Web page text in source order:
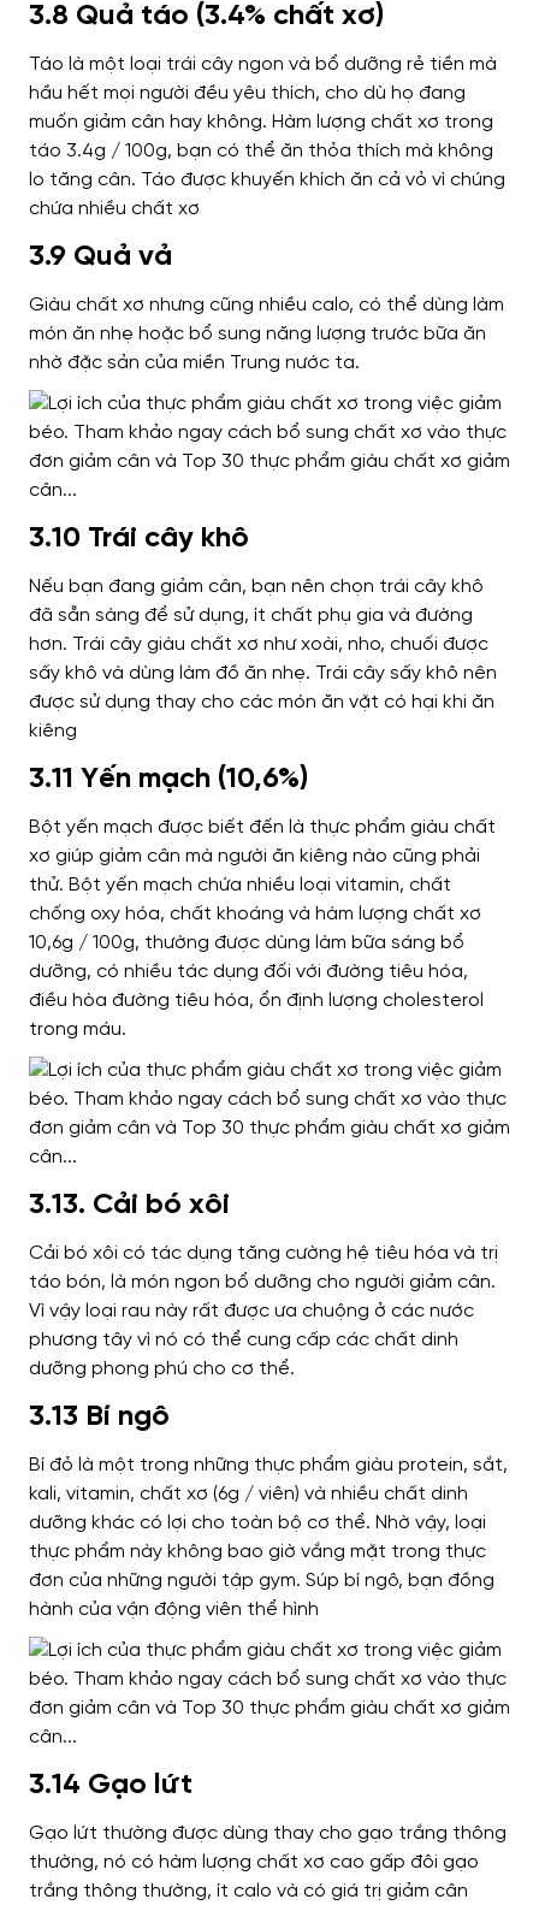
3.8 Quả táo (3.4% chất xơ)
Táo là một loại trái cây ngon và bổ dưỡng rẻ tiền mà
hầu hết mọi người đều yêu thích, cho dù họ đang
muốn giảm cân hay không. Hàm lượng chất xơ trong
táo 3.4g / 100g, bạn có thể ăn thỏa thích mà không
lo tăng cân. Táo được khuyến khích ăn cả vỏ vì chúng
chứa nhiều chất xơ
3.9 Quả vả
Giàu chất xơ nhưng cũng nhiều calo, có thể dùng làm
món ăn nhẹ hoặc bổ sung năng lượng trước bữa ăn
nhờ đặc sản của miền Trung nước ta.
3.10 Trái cây khô
Nếu bạn đang giảm cân, bạn nên chọn trái cây khô
đã sẵn sàng để sử dụng, ít chất phụ gia và đường
hơn. Trái cây giàu chất xơ như xoài, nho, chuối được
sấy khô và dùng làm đồ ăn nhẹ. Trái cây sấy khô nên
được sử dụng thay cho các món ăn vặt có hại khi ăn
kiêng
3.11 Yến mạch (10,6%)
Bột yến mạch được biết đến là thực phẩm giàu chất
xơ giúp giảm cân mà người ăn kiêng nào cũng phải
thử. Bột yến mạch chứa nhiều loại vitamin, chất
chống oxy hóa, chất khoáng và hàm lượng chất xơ
10,6g / 100g, thường được dùng làm bữa sáng bổ
dưỡng, có nhiều tác dụng đối với đường tiêu hóa,
điều hòa đường tiêu hóa, ổn định lượng cholesterol
trong máu.
3.13. Cải bó xôi
Cải bó xôi có tác dụng tăng cường hệ tiêu hóa và trị
táo bón, là món ngon bổ dưỡng cho người giảm cân.
Vì vậy loại rau này rất được ưa chuộng ở các nước
phương tây vì nó có thể cung cấp các chất dinh
dưỡng phong phú cho cơ thể.
3.13 Bí ngô
Bí đỏ là một trong những thực phẩm giàu protein, sắt,
kali, vitamin, chất xơ (6g / viên) và nhiều chất dinh
dưỡng khác có lợi cho toàn bộ cơ thể. Nhờ vậy, loại
thực phẩm này không bao giờ vắng mặt trong thực
đơn của những người tập gym. Súp bí ngô, bạn đồng
hành của vận động viên thể hình
3.14 Gạo lứt
Gạo lứt thường được dùng thay cho gạo trắng thông
thường, nó có hàm lượng chất xơ cao gấp đôi gạo
trắng thông thường, ít calo và có giá trị giảm cân